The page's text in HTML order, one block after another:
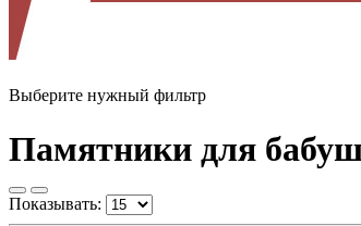
Выберите нужный фильтр
Памятники для
Показывать: